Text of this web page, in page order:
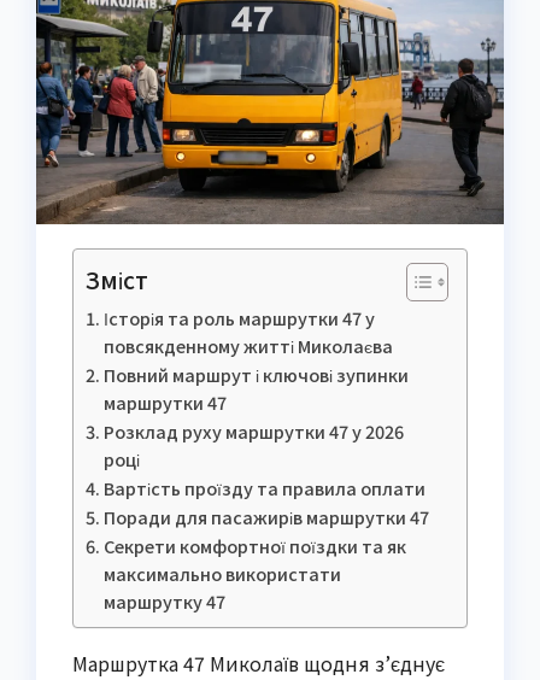
Зміст
Історія та роль маршрутки 47 у
повсякденному житті Миколаєва
Повний маршрут і ключові зупинки
маршрутки 47
Розклад руху маршрутки 47 у 2026
році
Вартість проїзду та правила оплати
Поради для пасажирів маршрутки 47
Секрети комфортної поїздки та як
максимально використати
маршрутку 47
Маршрутка 47 Миколаїв щодня з’єднує